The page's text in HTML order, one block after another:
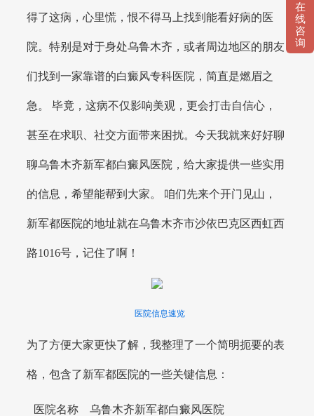
得了这病，心里慌，恨不得马上找到能看好病的医
院。特别是对于身处乌鲁木齐，或者周边地区的朋友
们找到一家靠谱的白癜风专科医院，简直是燃眉之
急。 毕竟，这病不仅影响美观，更会打击自信心，
甚至在求职、社交方面带来困扰。今天我就来好好聊
聊乌鲁木齐新军都白癜风医院，给大家提供一些实用
的信息，希望能帮到大家。 咱们先来个开门见山，
新军都医院的地址就在乌鲁木齐市沙依巴克区西虹西
路1016号，记住了啊！
医院信息速览
为了方便大家更快了解，我整理了一个简明扼要的表
格，包含了新军都医院的一些关键信息：
医院名称 乌鲁木齐新军都白癜风医院
在
线
咨
询